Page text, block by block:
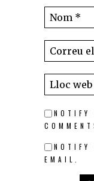
NOTIFY
NOTIFY
EMAIL.